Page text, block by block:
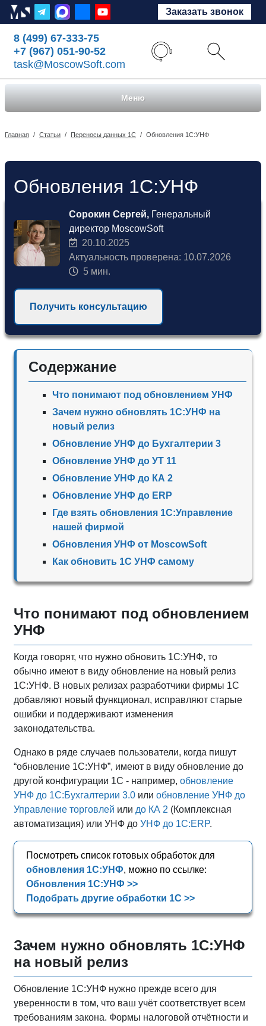
Заказать звонок
8 (499) 67-333-75
+7 (967) 051-90-52
task@MoscowSoft.com
Меню
Главная / Статьи / Переносы данных 1С / Обновления 1С:УНФ
Обновления 1С:УНФ
Сорокин Сергей, Генеральный
директор MoscowSoft
20.10.2025
Актуальность проверена: 10.07.2026
5 мин.
Получить консультацию
Содержание
Что понимают под обновлением УНФ
Зачем нужно обновлять 1С:УНФ на
новый релиз
Обновление УНФ до Бухгалтерии 3
Обновление УНФ до УТ 11
Обновление УНФ до КА 2
Обновление УНФ до ERP
Где взять обновления 1С:Управление
нашей фирмой
Обновления УНФ от MoscowSoft
Как обновить 1С УНФ самому
Что понимают под обновлением
УНФ
Когда говорят, что нужно обновить 1С:УНФ, то
обычно имеют в виду обновление на новый релиз
1С:УНФ. В новых релизах разработчики фирмы 1С
добавляют новый функционал, исправляют старые
ошибки и поддерживают изменения
законодательства.
Однако в ряде случаев пользователи, когда пишут
“обновление 1С:УНФ”, имеют в виду обновление до
другой конфигурации 1С - например, обновление
УНФ до 1С:Бухгалтерии 3.0 или обновление УНФ до
Управление торговлей или до КА 2 (Комплексная
автоматизация) или УНФ до УНФ до 1С:ERP.
Посмотреть список готовых обработок для
обновления 1С:УНФ, можно по ссылке:
Обновления 1С:УНФ >>
Подобрать другие обработки 1С >>
Зачем нужно обновлять 1С:УНФ
на новый релиз
Обновление 1С:УНФ нужно прежде всего для
уверенности в том, что ваш учёт соответствует всем
требованиям закона. Формы налоговой отчётности и